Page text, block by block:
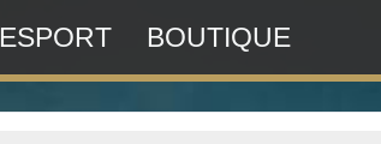
ESPORT BOUTIQUE